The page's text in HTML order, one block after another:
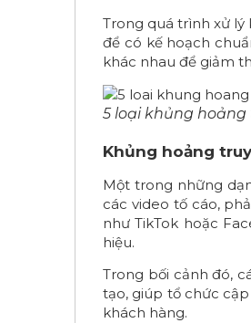
Trong quá trình xử
để có kế hoạch
khác nhau để giảm
5 loại khủng
Khủng hoảng
Một trong những
các video tố cáo,
như TikTok hoặc
hiệu.
Trong bối cảnh đó,
tạo, giúp tổ chức
khách hàng.